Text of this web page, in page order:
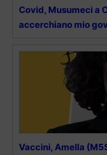
Covid, Musumeci a
accerchiano mio
Vaccini, Amella